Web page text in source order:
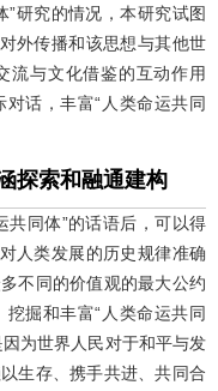
”研究的情况，本研究试图
外传播和该思想与其他世
流与文化借鉴的互动作用
话，丰富“人类命运共同
探索和融通建构
共同体”的话语后，可以得
人类发展的历史规律准确
不同的价值观的最大公约
掘和丰富“人类命运共同
为世界人民对于和平与发
生存、携手共进、共同合